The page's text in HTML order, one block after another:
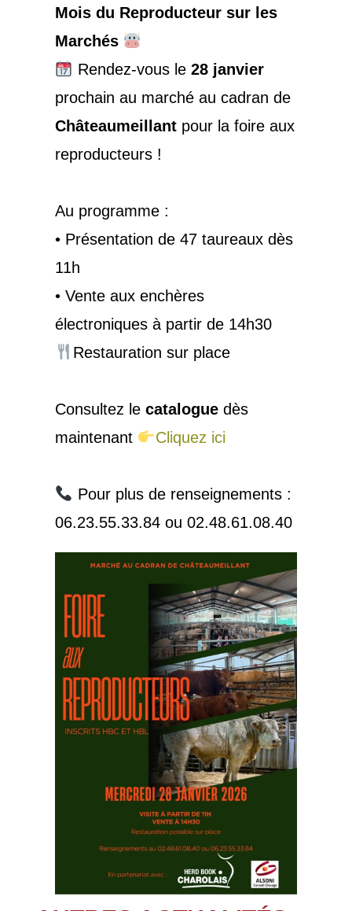
Mois du Reproducteur sur les
Marchés
Rendez-vous le 28 janvier
prochain au marché au cadran de
Châteaumeillant pour la foire aux
reproducteurs !
Au programme :
• Présentation de 47 taureaux dès
11h
• Vente aux enchères
électroniques à partir de 14h30
Restauration sur place
Consultez le catalogue dès
maintenant
Cliquez ici
Pour plus de renseignements :
06.23.55.33.84 ou 02.48.61.08.40